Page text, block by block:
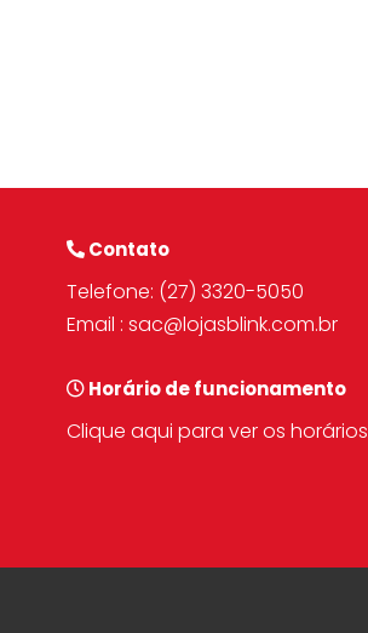
Contato
Telefone: (27) 3320-5050
Email :sac@lojasblink.com.br
Horário de funcionamento
Clique aqui para ver os horários